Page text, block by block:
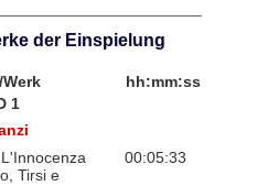
der Einspielung
hh:mm:ss
1
Tirsi e
00:05:33